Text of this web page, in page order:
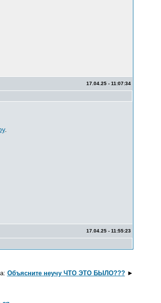
17.04.25 - 11:07:34
.
17.04.25 - 11:55:23
Объясните неучу ЧТО ЭТО БЫЛО???►